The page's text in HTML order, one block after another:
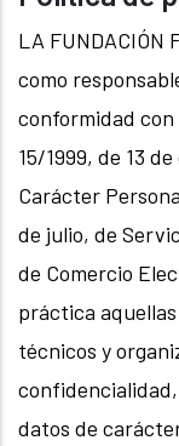
LA FUNDACIÓN
como
conformidad con
15/1999, de 13
Carácter
de julio, de
de Comercio
práctica
técnicos y
datos de